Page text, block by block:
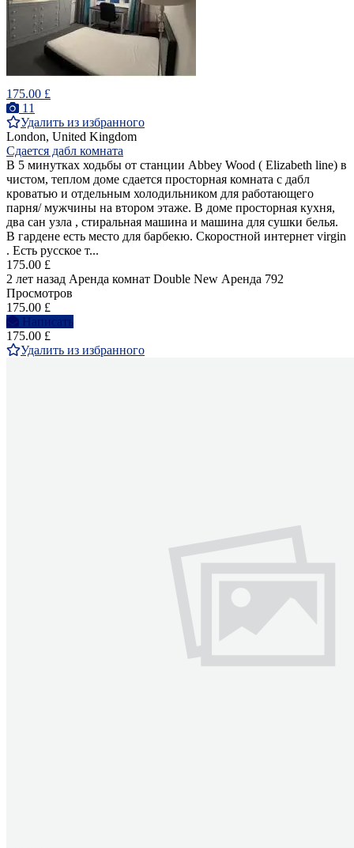
175.00 £
11
Удалить из избранного
London, United Kingdom
Сдается дабл комната
В 5 минутках ходьбы от станции Abbey Wood ( Elizabeth line) в
чистом, теплом доме сдается просторная комната с дабл
кроватью и отдельным холодильником для работающего
парня/ мужчины на втором этаже. В доме просторная кухня,
два сан узла , стиральная машина и машина для сушки белья.
В гардене есть место для барбекю. Скоростной интернет virgin
. Есть русское т...
175.00 £
2 лет назад Аренда комнат Double New Аренда 792
Просмотров
175.00 £
Написать
175.00 £
Удалить из избранного